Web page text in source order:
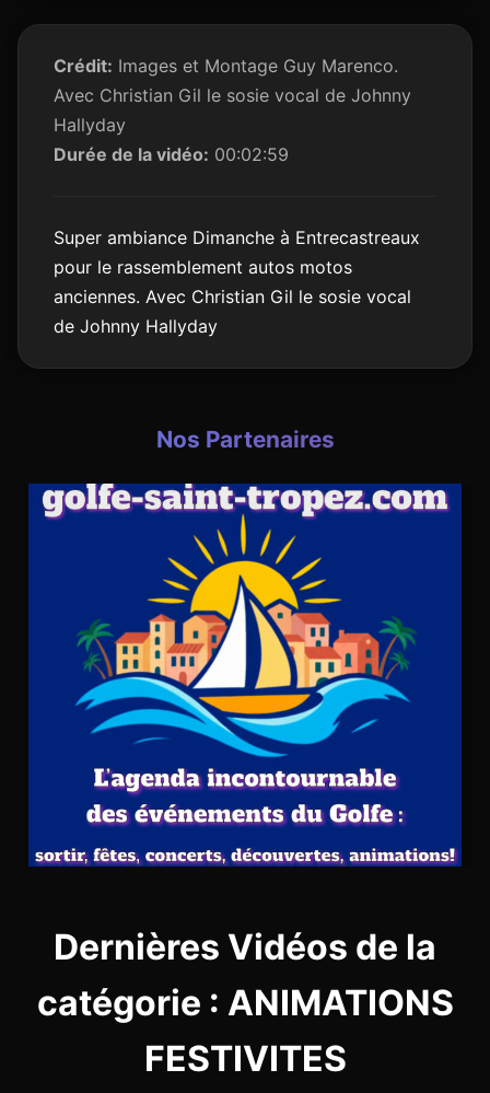
Crédit: Images et Montage Guy Marenco.
Avec Christian Gil le sosie vocal de Johnny
Hallyday
Durée de la vidéo: 00:02:59
Super ambiance Dimanche à Entrecastreaux
pour le rassemblement autos motos
anciennes. Avec Christian Gil le sosie vocal
de Johnny Hallyday
Nos Partenaires
Dernières Vidéos de la
catégorie : ANIMATIONS
FESTIVITES